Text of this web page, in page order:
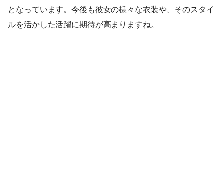
となっています。今後も彼女の様々な衣装や、そのスタイ
ルを活かした活躍に期待が高まりますね。